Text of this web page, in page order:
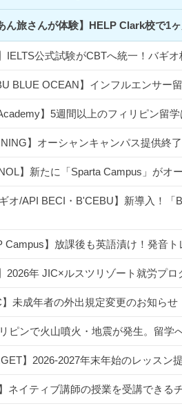
ん旅さんが体験】HELP Clark校で1
IELTS公式試験がCBTへ統一！バギ
BLUE OCEAN】インフルエンサ
】5週間以上のフィリピン留
】オーシャンキャンパス提供終
】新たに「Sparta Campus」がオ
ギオ/API BECI・B'CEBU】新導入！
Campus】放課後も英語漬け！発音
2026年 JIC×ルスツリゾート就労プ
】未成年者の外出規定変更のお知ら
ピンで火山噴火・地震が発生。留学
】2026-2027年末年始のレッスン
ネイティブ講師の授業を受講できる